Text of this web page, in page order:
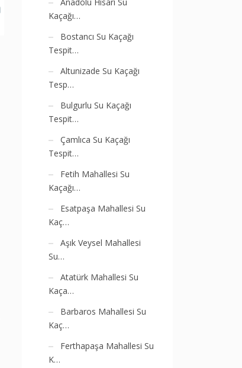
Kaçağı…
Bostancı Su Kaçağı
Tespit…
Altunizade Su Kaçağı
Tesp…
Bulgurlu Su Kaçağı
Tespit…
Çamlıca Su Kaçağı
Tespit…
Fetih Mahallesi Su
Kaçağı…
Esatpaşa Mahallesi Su
Kaç…
Aşık Veysel Mahallesi
Su…
Atatürk Mahallesi Su
Kaça…
Barbaros Mahallesi Su
Kaç…
Ferthapaşa Mahallesi Su
K…